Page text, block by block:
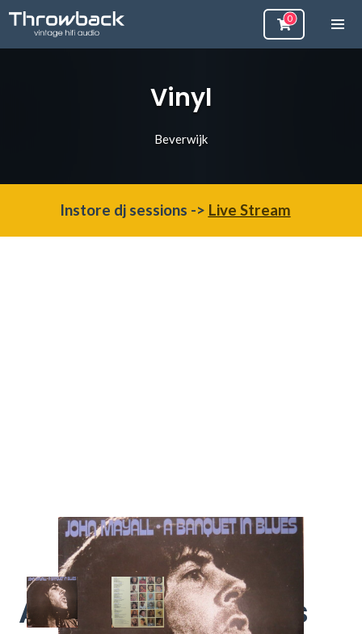
Vinyl
Beverwijk
Instore dj sessions -> Live Stream
A Banquet In Blues